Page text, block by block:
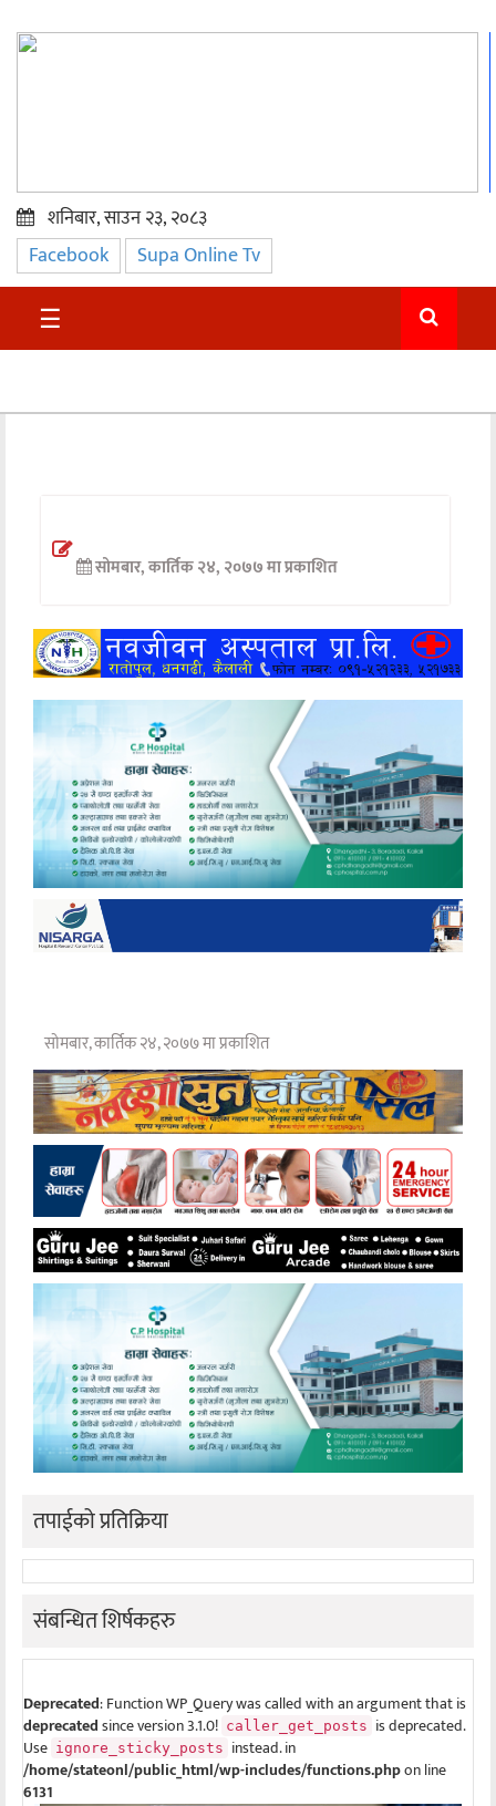
प्रमुख
समाचार
सुदुर
अन्तर्वार्ता
खेलकुद
मनोरञ्जन
अन्य
शनिबार, साउन २३, २०८३
Facebook Supa Online Tv
☰
सोमबार, कार्तिक २४, २०७७ मा प्रकाशित
सोमबार, कार्तिक २४, २०७७ मा प्रकाशित
तपाईको प्रतिक्रिया
संबन्धित शिर्षकहरु
Deprecated: Function WP_Query was called with an argument that is
deprecatedsince version 3.1.0! caller_get_posts is deprecated.
Use ignore_sticky_posts instead. in
/home/stateonl/public_html/wp-includes/functions.phpon line
6131